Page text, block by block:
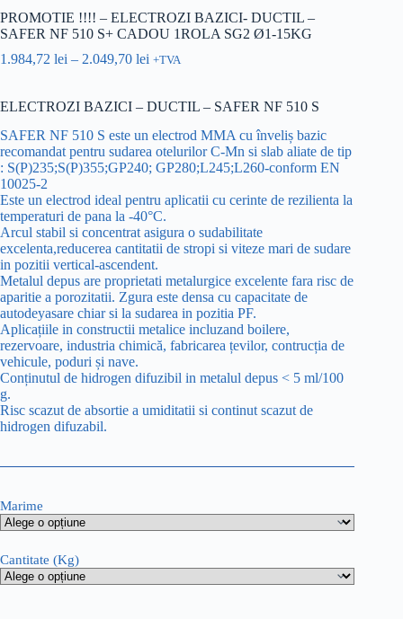
PROMOTIE !!!! – ELECTROZI BAZICI- DUCTIL –
SAFER NF 510 S+ CADOU 1ROLA SG2 Ø1-15KG
1.984,72 lei – 2.049,70 lei +TVA
ELECTROZI BAZICI – DUCTIL – SAFER NF 510 S
SAFER NF 510 S este un electrod MMA cu înveliș bazic
recomandat pentru sudarea otelurilor C-Mn si slab aliate de tip
: S(P)235;S(P)355;GP240; GP280;L245;L260-conform EN
10025-2
Este un electrod ideal pentru aplicatii cu cerinte de rezilienta la
temperaturi de pana la -40°C.
Arcul stabil si concentrat asigura o sudabilitate
excelenta,reducerea cantitatii de stropi si viteze mari de sudare
in pozitii vertical-ascendent.
Metalul depus are proprietati metalurgice excelente fara risc de
aparitie a porozitatii. Zgura este densa cu capacitate de
autodeyasare chiar si la sudarea in pozitia PF.
Aplicațiile in constructii metalice incluzand boilere,
rezervoare, industria chimică, fabricarea țevilor, contrucția de
vehicule, poduri și nave.
Conținutul de hidrogen difuzibil in metalul depus < 5 ml/100
g.
Risc scazut de absortie a umiditatii si continut scazut de
hidrogen difuzabil.
Marime
Cantitate (Kg)